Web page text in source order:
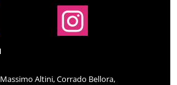
Altini, Corrado Bellora,